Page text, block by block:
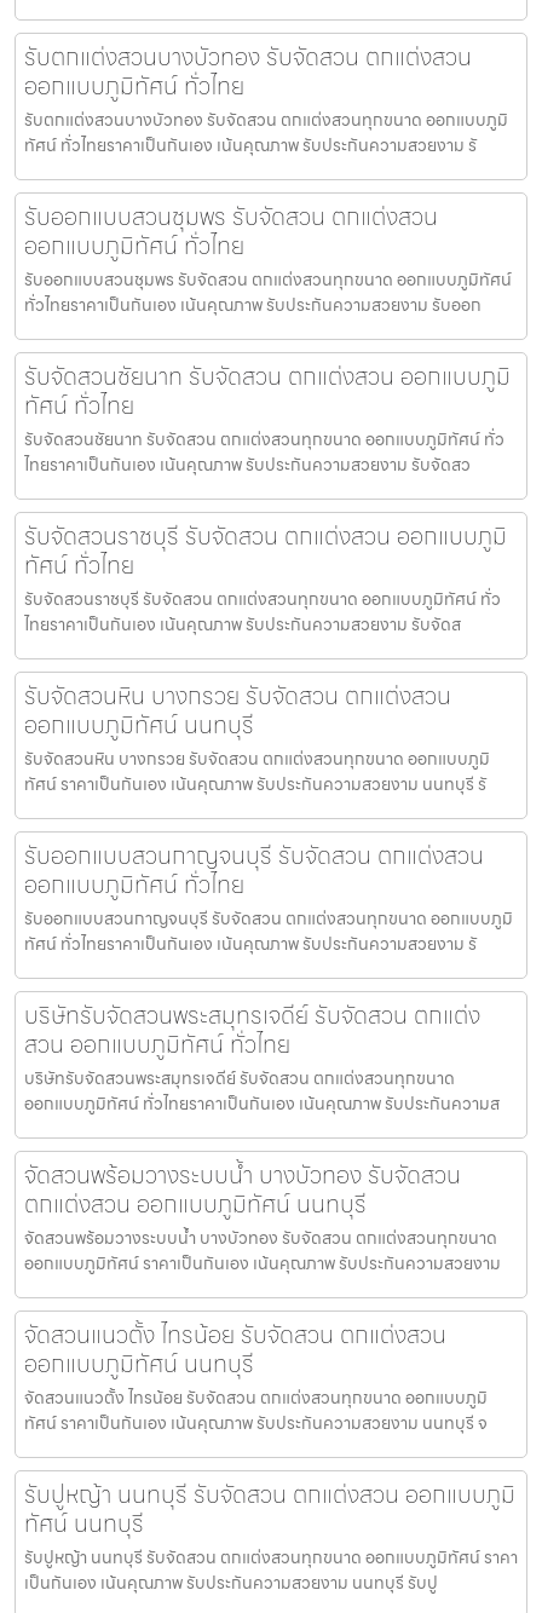
รับตกแต่งสวนบางบัวทอง รับจัดสวน ตกแต่งสวน
ออกแบบภูมิทัศน์ ทั่วไทย
รับตกแต่งสวนบางบัวทอง รับจัดสวน ตกแต่งสวนทุกขนาด ออกแบบภูมิ
ทัศน์ ทั่วไทยราคาเป็นกันเอง เน้นคุณภาพ รับประกันความสวยงาม รั
รับออกแบบสวนชุมพร รับจัดสวน ตกแต่งสวน
ออกแบบภูมิทัศน์ ทั่วไทย
รับออกแบบสวนชุมพร รับจัดสวน ตกแต่งสวนทุกขนาด ออกแบบภูมิทัศน์
ทั่วไทยราคาเป็นกันเอง เน้นคุณภาพ รับประกันความสวยงาม รับออก
รับจัดสวนชัยนาท รับจัดสวน ตกแต่งสวน ออกแบบภูมิ
ทัศน์ ทั่วไทย
รับจัดสวนชัยนาท รับจัดสวน ตกแต่งสวนทุกขนาด ออกแบบภูมิทัศน์ ทั่ว
ไทยราคาเป็นกันเอง เน้นคุณภาพ รับประกันความสวยงาม รับจัดสว
รับจัดสวนราชบุรี รับจัดสวน ตกแต่งสวน ออกแบบภูมิ
ทัศน์ ทั่วไทย
รับจัดสวนราชบุรี รับจัดสวน ตกแต่งสวนทุกขนาด ออกแบบภูมิทัศน์ ทั่ว
ไทยราคาเป็นกันเอง เน้นคุณภาพ รับประกันความสวยงาม รับจัดส
รับจัดสวนหิน บางกรวย รับจัดสวน ตกแต่งสวน
ออกแบบภูมิทัศน์ นนทบุรี
รับจัดสวนหิน บางกรวย รับจัดสวน ตกแต่งสวนทุกขนาด ออกแบบภูมิ
ทัศน์ ราคาเป็นกันเอง เน้นคุณภาพ รับประกันความสวยงาม นนทบุรี รั
รับออกแบบสวนกาญจนบุรี รับจัดสวน ตกแต่งสวน
ออกแบบภูมิทัศน์ ทั่วไทย
รับออกแบบสวนกาญจนบุรี รับจัดสวน ตกแต่งสวนทุกขนาด ออกแบบภูมิ
ทัศน์ ทั่วไทยราคาเป็นกันเอง เน้นคุณภาพ รับประกันความสวยงาม รั
บริษัทรับจัดสวนพระสมุทรเจดีย์ รับจัดสวน ตกแต่ง
สวน ออกแบบภูมิทัศน์ ทั่วไทย
บริษัทรับจัดสวนพระสมุทรเจดีย์ รับจัดสวน ตกแต่งสวนทุกขนาด
ออกแบบภูมิทัศน์ ทั่วไทยราคาเป็นกันเอง เน้นคุณภาพ รับประกันความส
จัดสวนพร้อมวางระบบน้ำ บางบัวทอง รับจัดสวน
ตกแต่งสวน ออกแบบภูมิทัศน์ นนทบุรี
จัดสวนพร้อมวางระบบน้ำ บางบัวทอง รับจัดสวน ตกแต่งสวนทุกขนาด
ออกแบบภูมิทัศน์ ราคาเป็นกันเอง เน้นคุณภาพ รับประกันความสวยงาม
จัดสวนแนวตั้ง ไทรน้อย รับจัดสวน ตกแต่งสวน
ออกแบบภูมิทัศน์ นนทบุรี
จัดสวนแนวตั้ง ไทรน้อย รับจัดสวน ตกแต่งสวนทุกขนาด ออกแบบภูมิ
ทัศน์ ราคาเป็นกันเอง เน้นคุณภาพ รับประกันความสวยงาม นนทบุรี จ
รับปูหญ้า นนทบุรี รับจัดสวน ตกแต่งสวน ออกแบบภูมิ
ทัศน์ นนทบุรี
รับปูหญ้า นนทบุรี รับจัดสวน ตกแต่งสวนทุกขนาด ออกแบบภูมิทัศน์ ราคา
เป็นกันเอง เน้นคุณภาพ รับประกันความสวยงาม นนทบุรี รับปู